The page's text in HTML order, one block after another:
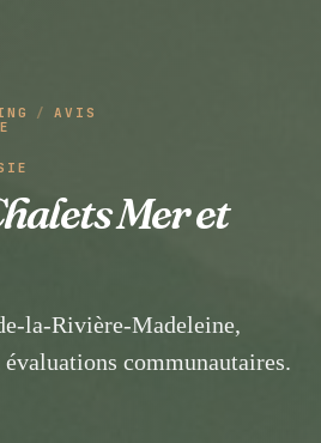
/
AVIS
Mer et
la-Rivière-Madeleine,
communautaires.